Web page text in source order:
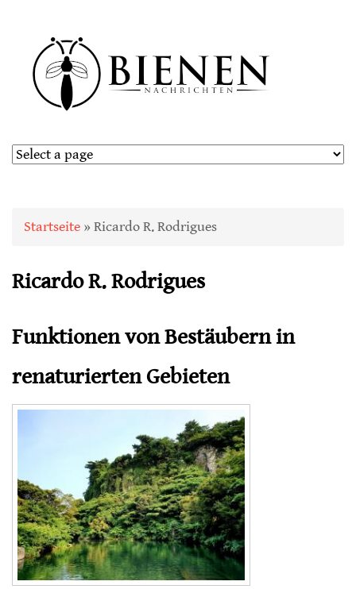
Sie sind hier
Startseite » Ricardo R. Rodrigues
Ricardo R. Rodrigues
Funktionen von Bestäubern in
renaturierten Gebieten